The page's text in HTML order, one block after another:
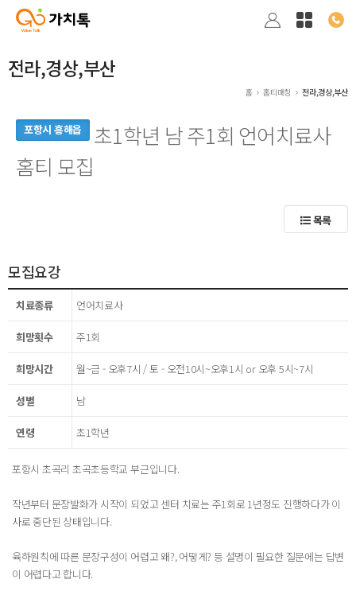
전라,경상,부산
홈 홈티매칭 전라,경상,부산
포항시 흥해읍
초1학년 남 주1회 언어치료사
홈티 모집
목록
모집요강
치료종류 언어치료사
희망횟수 주1회
희망시간 월~금 - 오후7시 / 토 - 오전10시~오후1시 or 오후 5시~7시
성별 남
연령 초1학년
포항시 초곡리 초곡초등학교 부근입니다.
작년부터 문장발화가 시작이 되었고 센터 치료는 주1회로 1년정도 진행하다가 이
사로 중단된 상태입니다.
육하원칙에 따른 문장구성이 어렵고 왜?, 어떻게? 등 설명이 필요한 질문에는 답변
이 어렵다고 합니다.